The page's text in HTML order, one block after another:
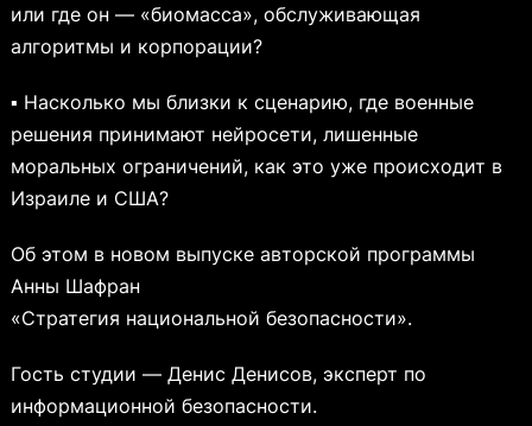
или где он — «биомасса», обслуживающая
алгоритмы и корпорации?
▪ Насколько мы близки к сценарию, где военные
решения принимают нейросети, лишенные
моральных ограничений, как это уже происходит в
Израиле и США?
Об этом в новом выпуске авторской программы
Анны Шафран
«Стратегия национальной безопасности».
Гость студии — Денис Денисов, эксперт по
информационной безопасности.